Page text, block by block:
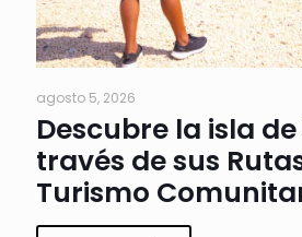
agosto 5, 2026
Descubre la isla
través de sus
Turismo